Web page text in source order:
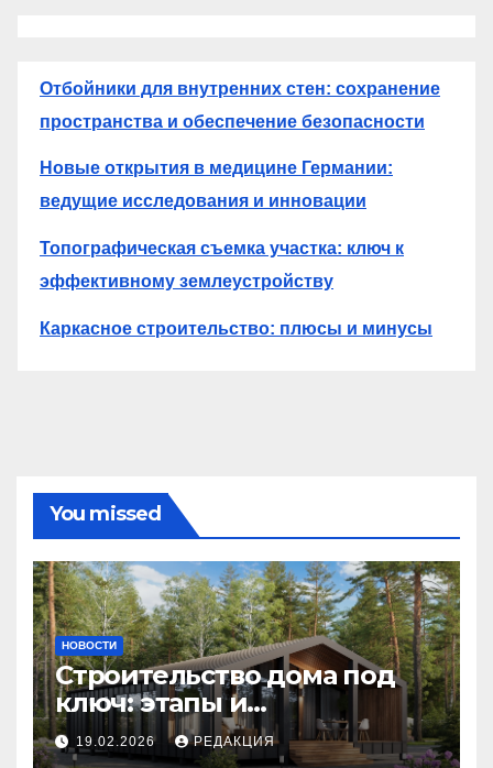
Отбойники для внутренних стен: сохранение
пространства и обеспечение безопасности
Новые открытия в медицине Германии:
ведущие исследования и инновации
Топографическая съемка участка: ключ к
эффективному землеустройству
Каркасное строительство: плюсы и минусы
You missed
НОВОСТИ
Строительство дома под
ключ: этапы и
планирование бюджета
19.02.2026 РЕДАКЦИЯ